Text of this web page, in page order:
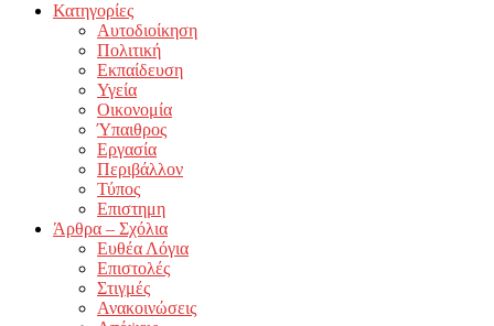
Κατηγορίες
Αυτοδιοίκηση
Πολιτική
Εκπαίδευση
Υγεία
Οικονομία
Ύπαιθρος
Εργασία
Περιβάλλον
Τύπος
Επιστημη
Άρθρα – Σχόλια
Ευθέα Λόγια
Επιστολές
Στιγμές
Ανακοινώσεις